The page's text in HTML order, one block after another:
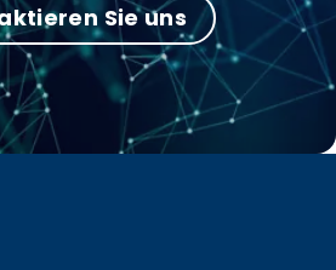
Sie uns